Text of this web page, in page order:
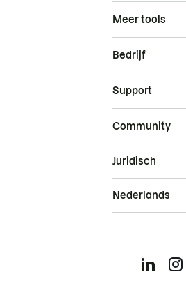
Meer tools
Bedrijf
Support
Community
Juridisch
Nederlands